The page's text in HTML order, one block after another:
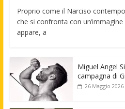
Proprio come il Narciso
che si confronta con
appare, a
Miguel Angel
campagna di
26 Maggio 2026